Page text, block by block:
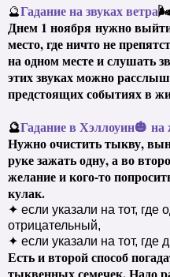
🔮Гадание на звуках ветра
Днем 1 ноября нужно
место, где ничто не
на одном месте и слушать
этих звуках можно
предстоящих событиях в
🔮Гадание в Хэллоуин🎃 на
Нужно очистить тыкву,
руке зажать одну, а во
желание и кого-то
кулак.
✦ если указали на тот, где
отрицательный,
✦ если указали на тот, где
Есть и второй способ
тыквенных семечек. Надо